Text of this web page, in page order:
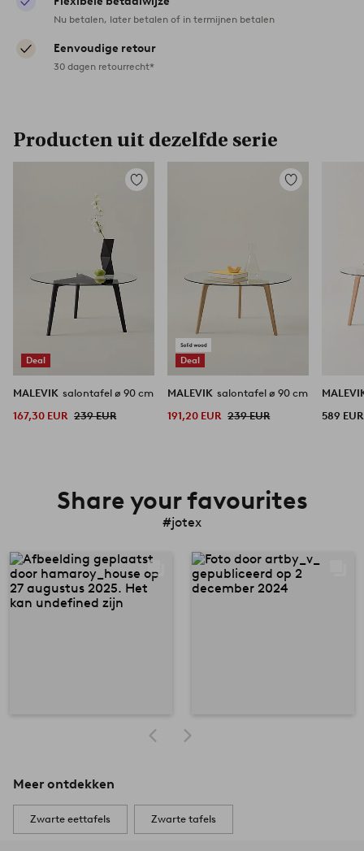
Nu betalen, later betalen of in termijnen betalen
Eenvoudige retour
30 dagen retourrecht*
Producten uit dezelfde serie
Deal
Toevoegen
MALEVIK salontafel ø 90 cm
167,30 EUR 239 EUR
Deal
Toevoegen
MALEVIK salontafel ø 90 cm
191,20 EUR 239 EUR
589 EUR
Share your favourites
#jotex
Meer ontdekken
Zwarte eettafels Zwarte tafels